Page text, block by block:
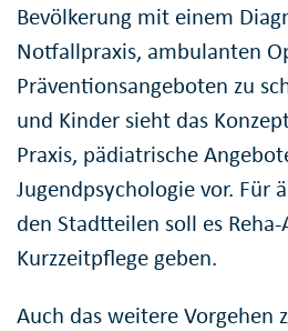
Bevölkerung mit einem
Notfallpraxis, ambulanten
Präventionsangeboten zu
und Kinder sieht das
Praxis, pädiatrische
Jugendpsychologie vor. Für
den Stadtteilen soll es
Kurzzeitpflege geben.
Auch das weitere Vorgehen